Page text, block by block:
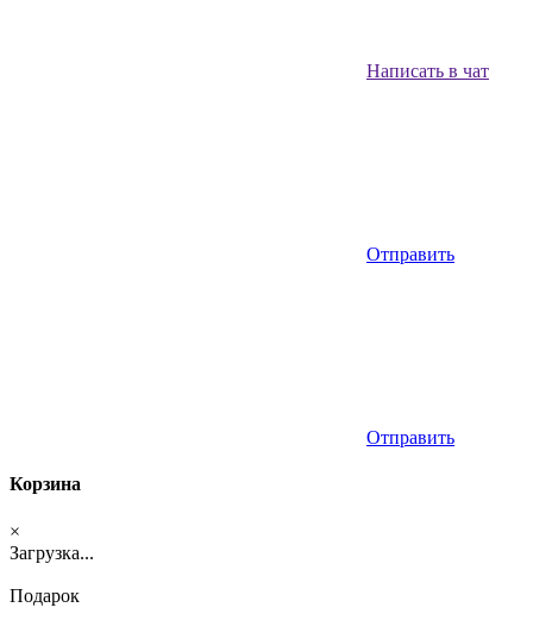
Написать в чат
Отправить
Отправить
Корзина
×
Загрузка...
Подарок